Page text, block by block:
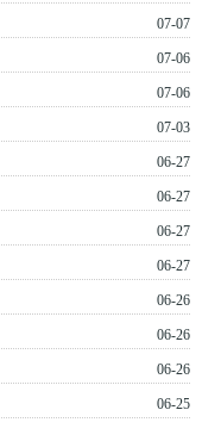
07-07
07-06
07-06
07-03
06-27
06-27
06-27
06-27
06-26
06-26
06-26
06-25